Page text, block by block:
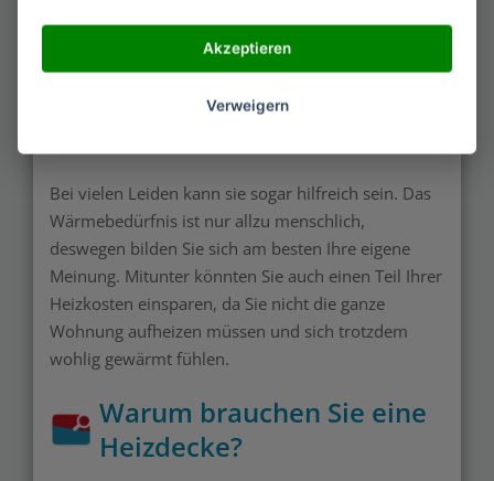
Zwar ist es so, dass sie zu mehr Elektrosmog führen
werden soll, aber wirkliche gesundheitliche
Bei vielen Leiden kann sie sogar hilfreich sein. Das
Wärmebedürfnis ist nur allzu menschlich,
deswegen bilden Sie sich am besten Ihre eigene
Meinung. Mitunter könnten Sie auch einen Teil Ihrer
Heizkosten einsparen, da Sie nicht die ganze
Wohnung aufheizen müssen und sich trotzdem
wohlig gewärmt fühlen.
Warum brauchen Sie eine
Heizdecke?
Akzeptieren
Verweigern